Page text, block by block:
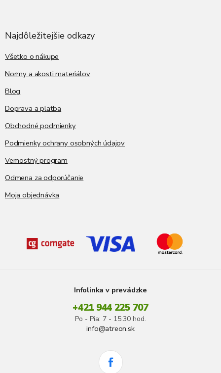
Najdôležitejšie odkazy
Všetko o nákupe
Normy a akosti materiálov
Blog
Doprava a platba
Obchodné podmienky
Podmienky ochrany osobných údajov
Vernostný program
Odmena za odporúčanie
Moja objednávka
Infolinka v prevádzke
+421 944 225 707
Po - Pia: 7 - 15:30 hod.
info@atreon.sk